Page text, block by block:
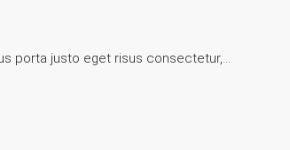
porta justo eget risus consectetur,…